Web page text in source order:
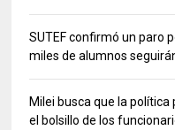
SUTEF confirmó un paro
miles de alumnos
Milei busca que la
el bolsillo de los